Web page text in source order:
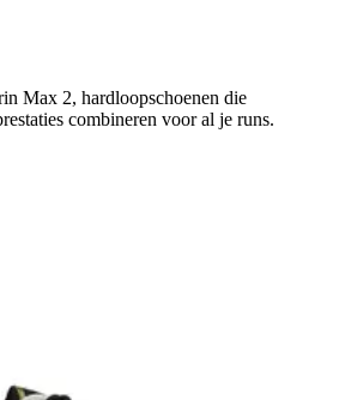
Max 2, hardloopschoenen die
combineren voor al je runs.